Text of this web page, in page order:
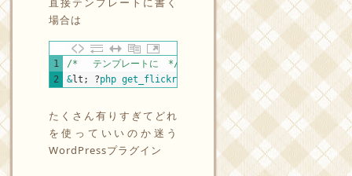
場合は
PHP
1
2
/* 　テンプレートに　*/
&lt ; ?php get_flickrRSS gt;
たくさん有りすぎてどれ
を使っていいのか迷う
WordPressプラグイン